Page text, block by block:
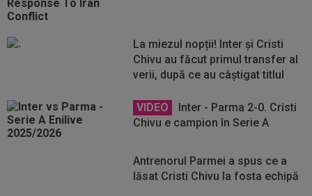
La miezul nopții! Inter și Cristi
Chivu au făcut primul transfer al
verii, după ce au câștigat titlul
VIDEO
Inter - Parma 2-0. Cristi
Chivu e campion în Serie A
Antrenorul Parmei a spus ce a
lăsat Cristi Chivu la fosta echipă